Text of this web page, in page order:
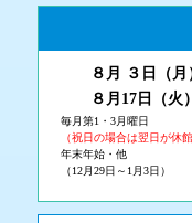
８月 ３ 日（月
８月17日（火
毎月第1・3月曜日
（祝日の場合は翌日が休
年末年始・他
（12月29日～1月3日）